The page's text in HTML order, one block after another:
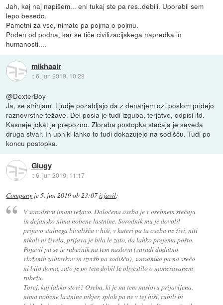
Jah, kaj naj napišem... eni tukaj ste pa res..debili. Uporabil sem
lepo besedo.
Pametni za vse, nimate pa pojma o pojmu.
Poden od podna, kar se tiče civilizacijskega napredka in
humanosti....
mikhaair
::6. jun 2019, 10:28
@DexterBoy
Ja, se strinjam. Ljudje pozabljajo da z denarjem oz. poslom pridejo
raznovrstne težave. Del posla je tudi izguba, terjatve, odpisi itd.
Kasneje jokat je prepozno. Zloraba postopka stečaja je seveda
druga stvar. In upniki lahko to tudi dokazujejo na sodišču. Tudi po
koncu postopka.
Glugy
::6. jun 2019, 11:17
Company je5. jun 2019 ob 23:07izjavil:
V sorodstvu imam težavo. Določena oseba je v osebnem stečaju
in dejansko nima nobene lastnine. Sorodnik mu je dovolil
prijavo stalnega bivališča v hiši, v kateri pa ta oseba ne živi, niti
nikoli ni živela, prijava je bila le zato, da lahko prejema pošto.
Pojavil pa se je rubežnik na tem naslovu (zaradi dodatno
vloženih zahtevkov in izvršb na sodišču), sorodnika pa na srečo
ni bilo doma, zato je po tem dobil le obvestilo o nameravanem
rubežu.
Torej, kaj lahko stori? Oseba, ki je na tem naslovu prijavljena,
nima nobene lastnine nikjer, sploh pa ne v tej hiši, rubili bi